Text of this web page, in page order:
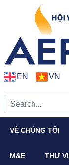
EN VN
VỀ CHÚNG TÔI
M&E THƯ